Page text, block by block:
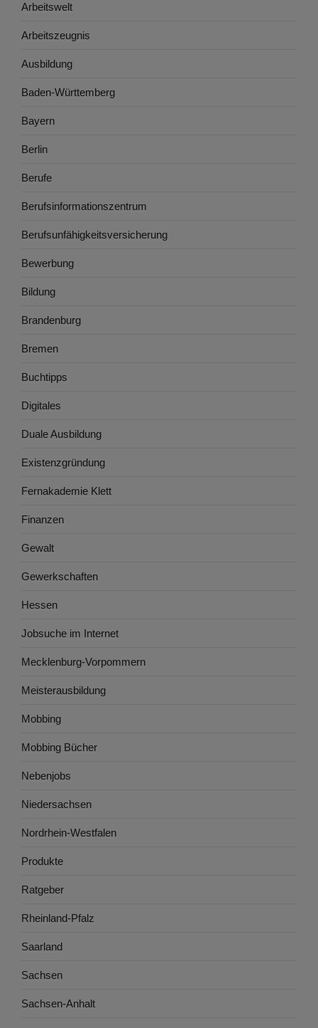
Arbeitswelt
Arbeitszeugnis
Ausbildung
Baden-Württemberg
Bayern
Berlin
Berufe
Berufsinformationszentrum
Berufsunfähigkeitsversicherung
Bewerbung
Bildung
Brandenburg
Bremen
Buchtipps
Digitales
Duale Ausbildung
Existenzgründung
Fernakademie Klett
Finanzen
Gewalt
Gewerkschaften
Hessen
Jobsuche im Internet
Mecklenburg-Vorpommern
Meisterausbildung
Mobbing
Mobbing Bücher
Nebenjobs
Niedersachsen
Nordrhein-Westfalen
Produkte
Ratgeber
Rheinland-Pfalz
Saarland
Sachsen
Sachsen-Anhalt